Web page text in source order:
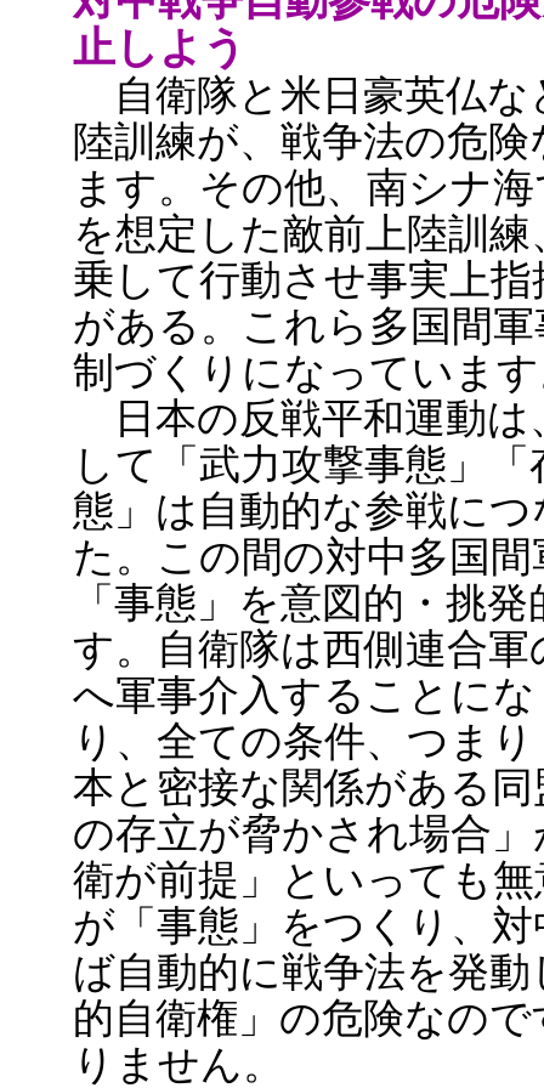
止しよう
自衛隊と米日豪英仏な
陸訓練が、戦争法の危
ます。その他、南シナ
を想定した敵前上陸訓
乗して行動させ事実上
がある。これら多国間
制づくりになっていま
日本の反戦平和運動は
して「武力攻撃事態」
態」は自動的な参戦に
た。この間の対中多国
「事態」を意図的・挑
す。自衛隊は西側連合
へ軍事介入することに
り、全ての条件、つま
本と密接な関係がある
の存立が脅かされ場合
衛が前提」といっても
が「事態」をつくり、
ば自動的に戦争法を発
的自衛権」の危険なの
りません。